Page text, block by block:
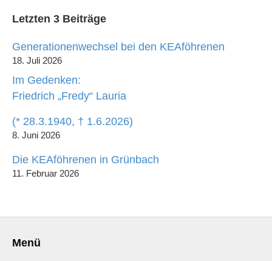
Letzten 3 Beiträge
Generationenwechsel bei den KEAföhrenen
18. Juli 2026
Im Gedenken:
Friedrich „Fredy“ Lauria
(* 28.3.1940, † 1.6.2026)
8. Juni 2026
Die KEAföhrenen in Grünbach
11. Februar 2026
Menü